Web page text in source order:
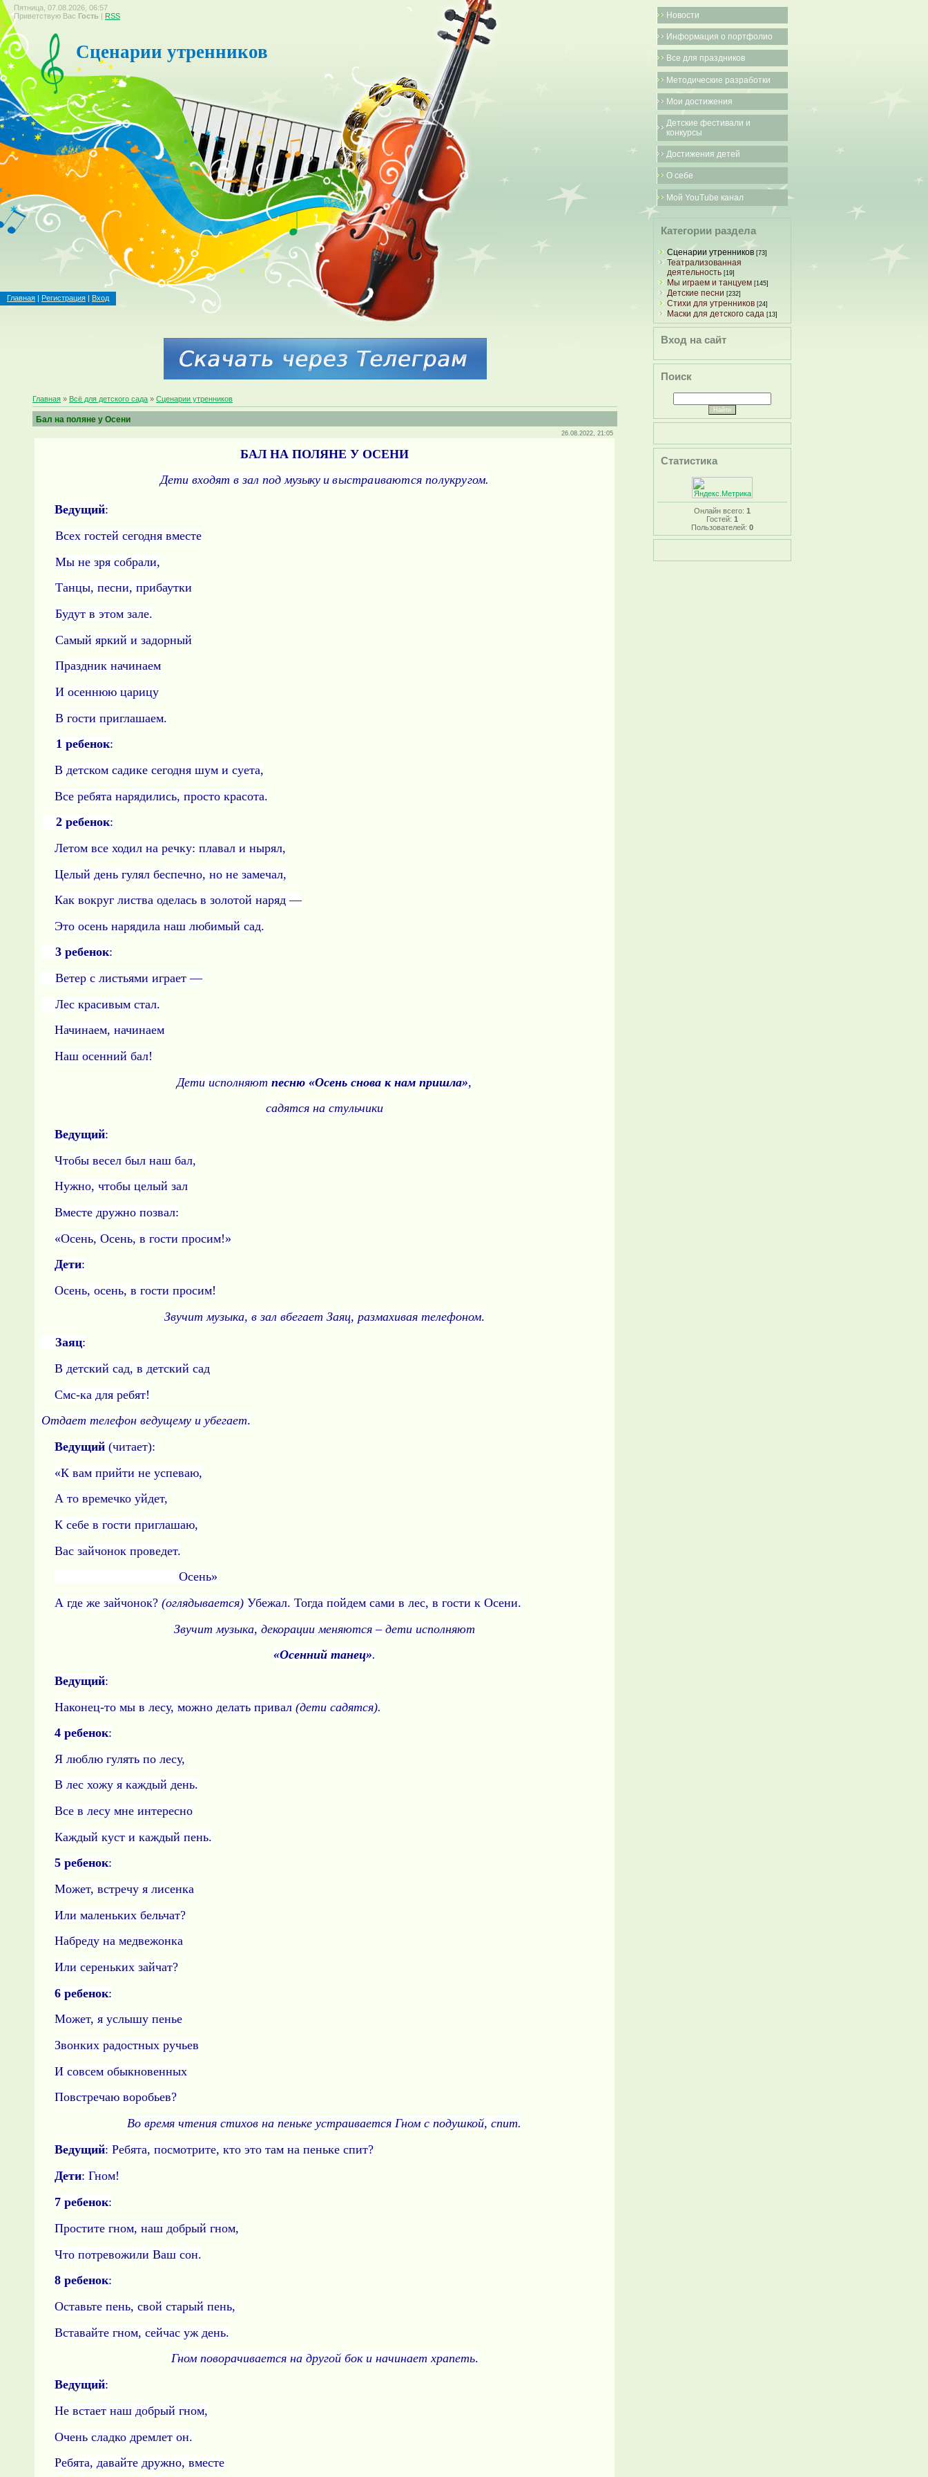
Пятница, 07.08.2026, 06:57
Приветствую Вас Гость | RSS
Сценарии утренников
Главная | Регистрация | Вход
Главная » Всё для детского сада »Сценарии утренников
Бал на поляне у Осени
26.08.2022, 21:05
БАЛ НА ПОЛЯНЕ У ОСЕНИ
Дети входят в зал под музыку ивыстраиваются полукругом.
Ведущий:
Всех гостей сегодня вместе
Мы не зря собрали,
Танцы, песни, прибаутки
Будут в этом зале.
Самый яркий и задорный
Праздник начинаем
И осеннюю царицу
В гости приглашаем.
1 ребенок:
В детском садике сегодня шум и суета,
Все ребята нарядились, просто красота.
2 ребенок:
Летом все ходил на речку: плавал и нырял,
Целый день гулял беспечно, но не замечал,
Как вокруг листва оделась в золотой наряд —
Это осень нарядила наш любимый сад.
3 ребенок:
Ветер с листьями играет —
Лес красивым стал.
Начинаем, начинаем
Наш осенний бал!
Дети исполняютпесню «Осень снова к нам пришла»,
садятся на стульчики
Ведущий:
Чтобы весел был наш бал,
Нужно, чтобы целый зал
Вместе дружно позвал:
«Осень, Осень, в гости просим!»
Дети:
Осень, осень, в гости про­сим!
Звучит музыка, в зал вбегает Заяц, размахивая телефоном.
Заяц:
В детский сад, в детский сад
Смс-ка для ребят!
Отдает телефон ведущему и убегает.
Ведущий(читает):
«К вам прийти не успеваю,
А то времечко уйдет,
К себе в гости приглашаю,
Вас зайчонок проведет.
Осень»
А где же зайчонок?(оглядывается) Убежал. Тогда пойдем сами в лес, в гости к Осени.
Звучит музыка, декорации меняются – дети исполняют
«Осенний танец».
Ведущий:
Наконец-то мы в лесу, можно делать привал (дети садятся).
4 ребенок:
Я люблю гулять по лесу,
В лес хожу я каждый день.
Все в лесу мне интересно
Каждый куст и каждый пень.
5 ребенок:
Может, встречу я лисенка
Или маленьких бельчат?
Набреду на медвежонка
Или сереньких зайчат?
6 ребенок:
Может, я услышу пенье
Звонких радостных ручьев
И совсем обыкновенных
Повстречаю воробьев?
Во время чтения стихов на пень­ке устраивается Гном с подушкой, спит.
Ведущий: Ребята, посмотрите, кто это там на пеньке спит?
Дети: Гном!
7 ребенок:
Простите гном, наш добрый гном,
Что потревожили Ваш сон.
8 ребенок:
Оставьте пень, свой старый пень,
Вставайте гном, сейчас уж день.
Гном поворачивается на другой бок и начинает храпеть.
Ведущий:
Не встает наш добрый гном,
Очень сладко дремлет он.
Ребята, давайте дружно, вместе
Новости
Информация о портфолио
Все для праздников
Методические разработки
Мои достижения
Детские фестивали и
конкурсы
Достижения детей
О себе
Мой YouTube канал
Категории раздела
Сценарии утренников [73]
Театрализованная
деятельность [19]
Мы играем и танцуем [145]
Детские песни [232]
Стихи для утренников [24]
Маски для детского сада [13]
Вход на сайт
Поиск
Статистика
Онлайн всего: 1
Гостей: 1
Пользователей: 0